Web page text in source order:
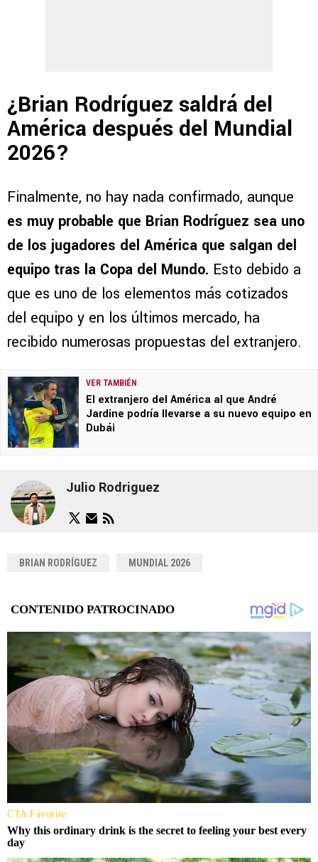
¿Brian Rodríguez saldrá del
América después del Mundial
2026?
Finalmente, no hay nada confirmado, aunque
es muy probable que Brian Rodríguez sea uno
de los jugadores del América que salgan del
equipo tras la Copa del Mundo. Esto debido a
que es uno de los elementos más cotizados
del equipo y en los últimos mercado, ha
recibido numerosas propuestas del extranjero.
VER TAMBIÉN
El extranjero del América al que André
Jardine podría llevarse a su nuevo equipo en
Dubái
Julio Rodriguez
BRIAN RODRÍGUEZ MUNDIAL 2026